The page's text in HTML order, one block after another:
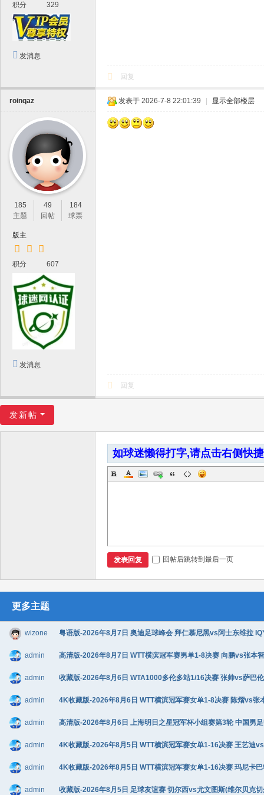
积分
329
发消息
回复
roinqaz
185
主题
49
回帖
184
球票
版主
积分 607
发消息
发表于 2026-7-8 22:01:39 显示全部楼层
回复
发新帖
如球迷懒得打字,请点击右侧快
发表回复 回帖后跳转到最后一页
更多主题
wizone 粤语版-2026年8月7日 奥迪足球峰会 拜仁慕尼黑vs阿士东维拉
admin 高清版-2026年8月7日 WTT横滨冠军赛男单1-8决赛 向鹏vs张本
admin 收藏版-2026年8月6日 WTA1000多伦多站1/16决赛 张帅vs萨巴
admin 4K收藏版-2026年8月6日 WTT横滨冠军赛女单1-8决赛 陈熠vs
admin 高清版-2026年8月6日 上海明日之星冠军杯小组赛第3轮 中国男
admin 4K收藏版-2026年8月5日 WTT横滨冠军赛女单1-16决赛 王艺迪
admin 4K收藏版-2026年8月5日 WTT横滨冠军赛女单1-16决赛 玛尼卡
admin 收藏版-2026年8月5日 足球友谊赛 切尔西vs尤文图斯(维尔贝克